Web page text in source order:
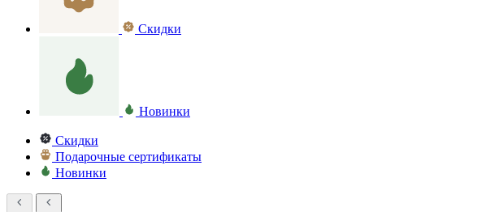
Скидки
Новинки
Скидки
Подарочные сертификаты
Новинки